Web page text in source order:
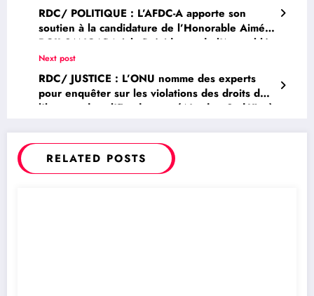
RDC/ POLITIQUE : L’AFDC-A apporte son
soutien à la candidature de l’Honorable Aimé
BOJI SANGARA à la Présidence de l’Assemblée
nationale
Next post
RDC/ JUSTICE : L’ONU nomme des experts
pour enquêter sur les violations des droits de
l’homme dans l’Est du pays ( Nord et Sud-Kivu)
RELATED POSTS